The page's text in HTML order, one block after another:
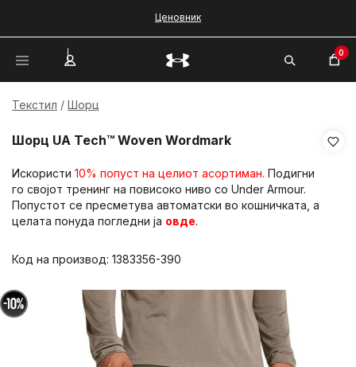
Ценовник
0
Текстил Шорц
Шорц UA Tech™ Woven Wordmark
Искористи 10% попуст на целиот асортиман. Подигни
го својот тренинг на повисоко ниво со Under Armour.
Попустот се пресметува автоматски во кошничката, а
целата понуда погледни ја овде.
Код на производ: 1383356-390